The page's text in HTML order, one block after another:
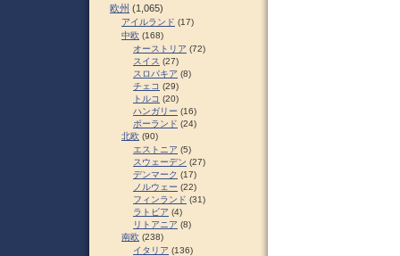
欧州 (1,065)
アイルランド (17)
中欧 (168)
オーストリア (72)
スイス (27)
スロパキア (8)
チェコ (29)
トルコ (20)
ハンガリー (16)
ポーランド (24)
北欧 (90)
エストニア (5)
スウェーデン (27)
デンマーク (17)
ノルウェー (22)
フィンランド (31)
ラトビア (4)
リトアニア (8)
南欧 (238)
イタリア (136)